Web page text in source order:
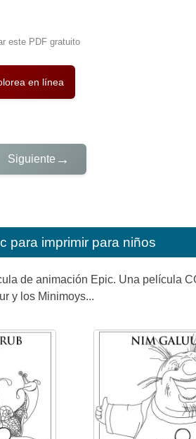
este PDF gratuito
en línea
Siguiente →
para imprimir para niños
de animación Epic. Una película
y los Minimoys...